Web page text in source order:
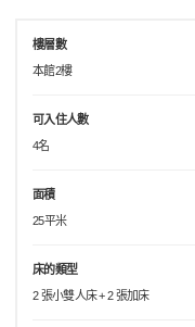
樓層數
本館2樓
可入住人數
4名
面積
25平米
床的類型
2 張小雙人床 + 2 張加床